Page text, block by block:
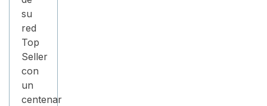
su
red
Top
Seller
con
un
centenar